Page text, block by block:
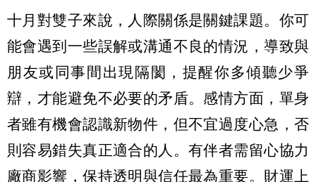
十月對雙子來說，人際關係是關鍵課題。你可
能會遇到一些誤解或溝通不良的情況，導致與
朋友或同事間出現隔閡，提醒你多傾聽少爭
辯，才能避免不必要的矛盾。感情方面，單身
者雖有機會認識新物件，但不宜過度心急，否
則容易錯失真正適合的人。有伴者需留心協力
廠商影響，保持透明與信任最為重要。財運上